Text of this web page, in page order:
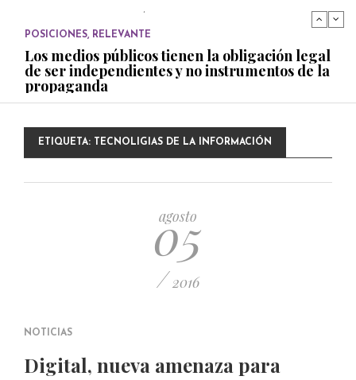
POSICIONES, RELEVANTE
Los medios públicos tienen la obligación legal
de ser independientes y no instrumentos de la
propaganda
PUBLICADO EL 27 NOVIEMBRE, 2022
Consejos ciudadanos e IFT deben garantizar
ETIQUETA: TECNOLIGIAS DE LA INFORMACIÓN
agosto
05
/ 2016
NOTICIAS
Digital, nueva amenaza para